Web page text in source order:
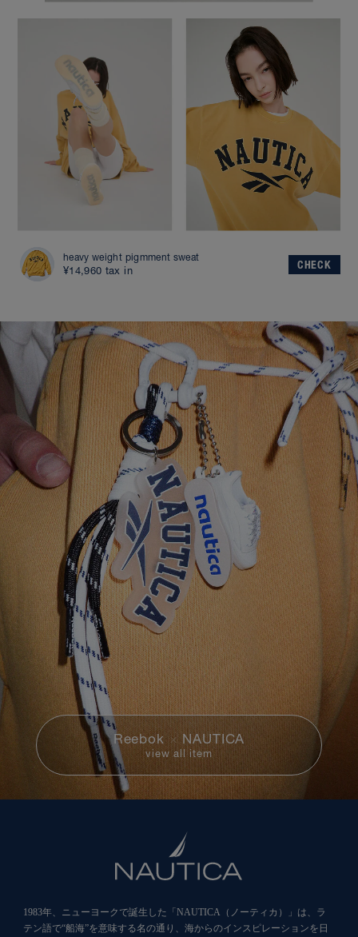
heavy weight pigmment sweat
¥14,960 tax in CHECK
Reebok × NAUTICA
view all item
1983年、ニューヨークで誕生した「NAUTICA（ノーティカ）」は、ラ
テン語で“船海”を意味する名の通り、海からのインスピレーションを日